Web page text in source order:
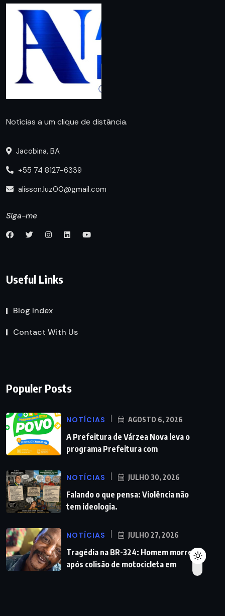
Notícias a um clique de distância.
Jacobina, BA
+55 74 8127-6339
alisson.luz00@gmail.com
Siga-me
Useful Links
Blog Index
Contact With Us
Populer Posts
NOTÍCIAS AGOSTO 6, 2026
A Prefeitura de Várzea Nova leva o
programa Prefeitura com
NOTÍCIAS JULHO 30, 2026
Falando o que pensa: Violência não
tem ideologia.
NOTÍCIAS JULHO 27, 2026
Tragédia na BR-324: Homem morre
após colisão de motocicleta em